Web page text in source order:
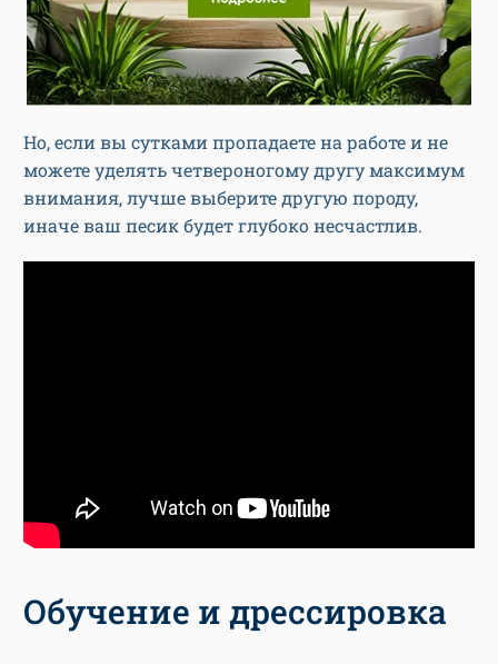
Но, если вы сутками пропадаете на работе и не
можете уделять четвероногому другу максимум
внимания, лучше выберите другую породу,
иначе ваш песик будет глубоко несчастлив.
Обучение и дрессировка